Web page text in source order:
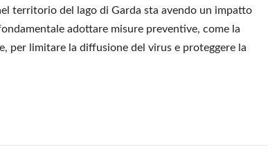
territorio del lago di Garda sta avendo un impatto
adottare misure preventive, come la
per limitare la diffusione del virus e proteggere la